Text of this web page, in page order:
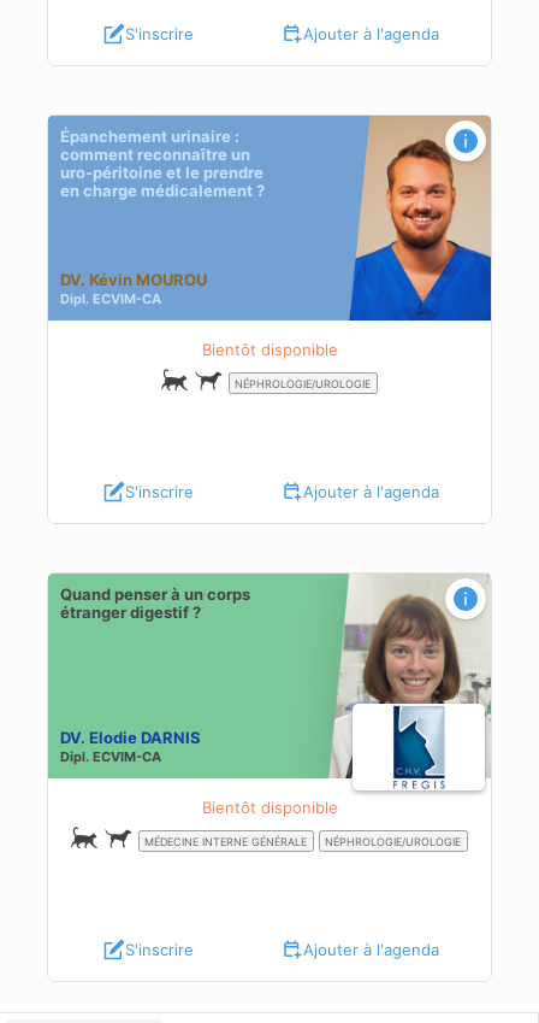
S'inscrire Ajouter à l'agenda
Épanchement urinaire :
comment reconnaître un
uro-péritoine et le prendre
en charge médicalement ?
DV. Kévin MOUROU
Dipl. ECVIM-CA
Bientôt disponible
NÉPHROLOGIE/UROLOGIE
S'inscrire Ajouter à l'agenda
Quand penser à un corps
étranger digestif ?
DV. Elodie DARNIS
Dipl. ECVIM-CA
Bientôt disponible
MÉDECINE INTERNE GÉNÉRALE NÉPHROLOGIE/UROLOGIE
S'inscrire Ajouter à l'agenda